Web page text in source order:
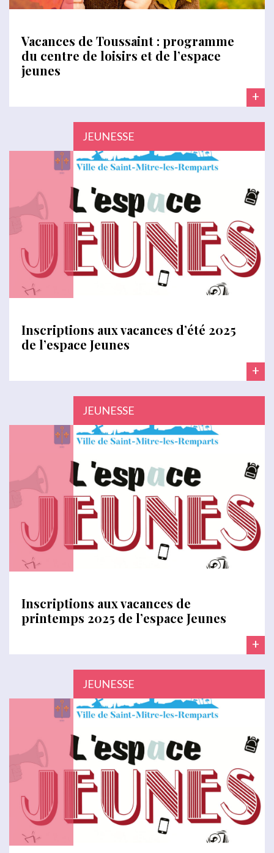
Vacances de Toussaint : programme
du centre de loisirs et de l’espace
jeunes
+
JEUNESSE
Inscriptions aux vacances d’été 2025
de l’espace Jeunes
+
JEUNESSE
Inscriptions aux vacances de
printemps 2025 de l’espace Jeunes
+
JEUNESSE